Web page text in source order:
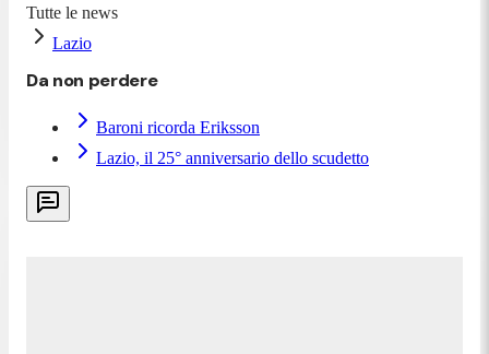
Tutte le news
Lazio
Da non perdere
Baroni ricorda Eriksson
Lazio, il 25° anniversario dello scudetto